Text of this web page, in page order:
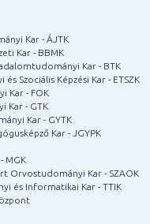
Kar - ÁJTK
Kar - BBMK
Kar - BTK
Szociális Képzési Kar - ETSZK
Kar - FOK
Kar - GTK
Kar - GYTK
Kar - JGYPK
MGK
Orvostudományi Kar - SZAOK
és Informatikai Kar - TTIK